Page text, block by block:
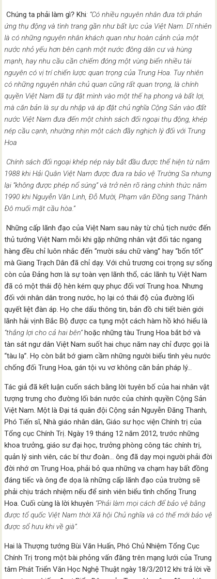
Chúng ta phải làm gì? Khi: “Có nhiều nguyên nhân đưa tới phản
ứng thụ động và tình trang gần như bất lực của Việt Nam. Dĩ nhiên
là có những nguyên nhân khách quan như hoàn cảnh của một
nước nhỏ yếu hơn bên cạnh một nước đông dân cư và hùng
mạnh, hay nhu cầu cần chiếm đóng một vùng biển nhiều tài
nguyên có vị trí chiến lược quan trọng của Trung Hoa. Tuy nhiên
có những nguyên nhân chủ quan cũng rất quan trọng, là chính
quyền Việt Nam đã tự đặt mình vào một thế hạ phong và bất lợi,
mà căn bản là sự du nhập và áp đặt chủ nghĩa Cộng Sản vào đất
nước Việt Nam đưa đến một chính sách đối ngoại thụ động, khép
nép cầu cạnh, nhường nhịn một cách đầy nghịch lý đối với Trung
Hoa
Chính sách đối ngoại khép nép này bắt đầu được thể hiện từ năm
1988 khi Hải Quân Việt Nam được đưa ra bảo vệ Trường Sa nhưng
lại “không được phép nổ súng” và trở nên rõ ràng chính thức năm
1990 khi Nguyễn Văn Linh, Ðỗ Mười, Phạm văn Ðồng sang Thành
Ðô muối mặt cầu hòa.”
Những cấp lãnh đạo của Việt Nam sau này từ chủ tịch nước đến
thủ tướng Việt Nam mỗi khi gặp những nhân vật đối tác ngang
hàng đều chỉ luôn nhắc đến “mười sáu chữ vàng” hay “bốn tốt”
mà Giang Trạch Dân đã chỉ dạy. Với chủ trương coi trọng sự sống
còn của Ðảng hơn là sự toàn vẹn lãnh thổ, các lãnh tụ Việt Nam
đã có một thái độ hèn kém quy phục đối vơí Trung hoa. Nhưng
đối với nhân dân trong nước, họ lại có thái độ của đường lối
quyết liệt đàn áp. Họ che dấu thông tin, bản đồ chi tiết biên giới
lãnh hải vịnh Bắc Bộ được ca tụng một cách hàm hồ khó hiểu là
“thắng lợi cho cả hai bên”hoặc những tàu Trung Hoa bắt bớ và
tàn sát ngư dân Việt Nam suốt hai chục năm nay chỉ được gọi là
“tàu lạ”. Họ còn bắt bớ giam cầm những người biểu tình yêu nước
chống đối Trung Hoa, gán tội vu vơ không căn bản pháp lý…
Tác giả đã kết luận cuốn sách bằng lời tuyên bố của hai nhân vật
tượng trưng cho đường lối bán nước của chính quyền Cộng Sản
Việt Nam. Một là Đại tá quân đội Cộng sản Nguyễn Ðăng Thanh,
Phó Tiến sĩ, Nhà giáo nhân dân, Giáo sư học viện Chính trị của
Tổng cục Chính Trị. Ngày 19 tháng 12 năm 2012, trước những
khoa trưởng, giáo sư đại học, trưởng phòng công tác chính trị,
quản lý sinh viên, các bí thư đoàn… ông đã dạy mọi người phải đời
đời nhớ ơn Trung Hoa, phải bỏ qua những va chạm hay bất đồng
đáng tiếc và ông đe dọa là những cấp lãnh đạo của trường sẽ
phải chịu trách nhiệm nếu để sinh viên biểu tình chống Trung
Hoa. Cuối cùng là lời khuyên “Phải làm mọi cách để bảo vệ bằng
được tổ quốc Việt Nam thời Xã hội Chủ nghĩa và có thế mới bảo vệ
được sổ hưu khi về già”.
Hai là Thượng tướng Bùi Văn Huấn, Phó Chủ Nhiệm Tổng Cục
Chính Trị trong một bài phỏng vấn đăng trên mạng lưới của Trung
tâm Phát Triển Văn Học Nghệ Thuật ngày 18/3/2012 khi trả lời về